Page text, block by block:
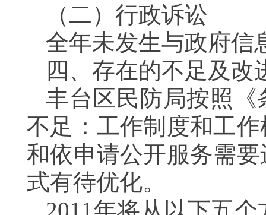
（二）行政诉讼
全年未发生与政府信
四、存在的不足及改
丰台区民防局按照
不足：工作制度和工
和依申请公开服务需
式有待优化。